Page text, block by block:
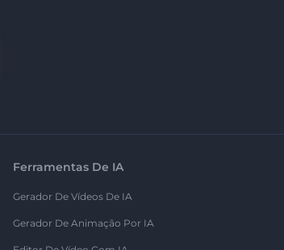
Ferramentas De IA
Gerador De Vídeos De IA
Gerador De Animação Por IA